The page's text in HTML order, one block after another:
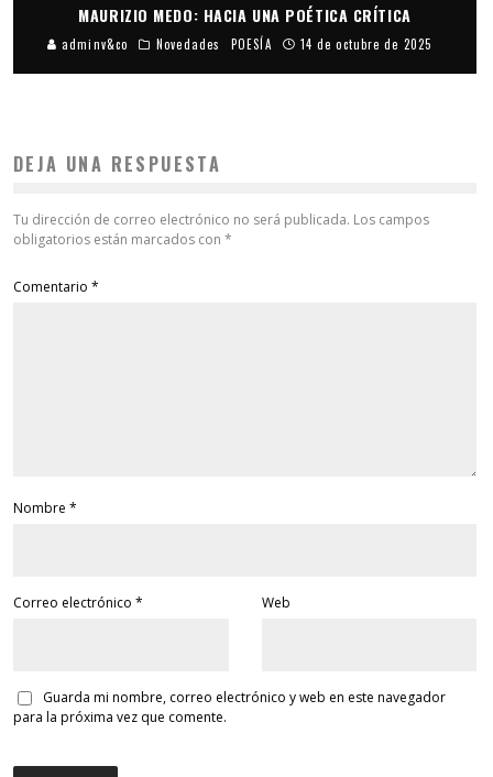
MAURIZIO MEDO: HACIA UNA POÉTICA CRÍTICA
adminv&co Novedades POESÍA 14 de octubre de 2025
DEJA UNA RESPUESTA
Tu dirección de correo electrónico no será publicada. Los campos
obligatorios están marcados con *
Comentario *
Nombre *
Correo electrónico * Web
Guarda mi nombre, correo electrónico y web en este navegador
para la próxima vez que comente.